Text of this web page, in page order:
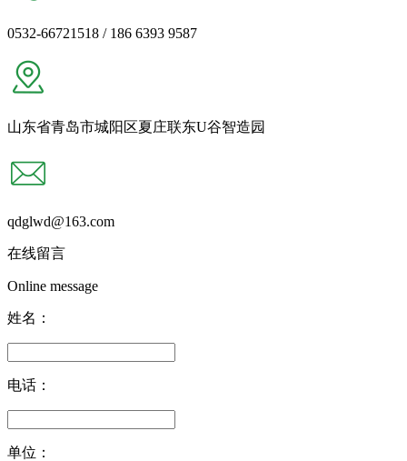
0532-66721518 / 186 6393 9587
山东省青岛市城阳区夏庄联东U谷智造园
qdglwd@163.com
在线留言
Online message
姓名：
电话：
单位：